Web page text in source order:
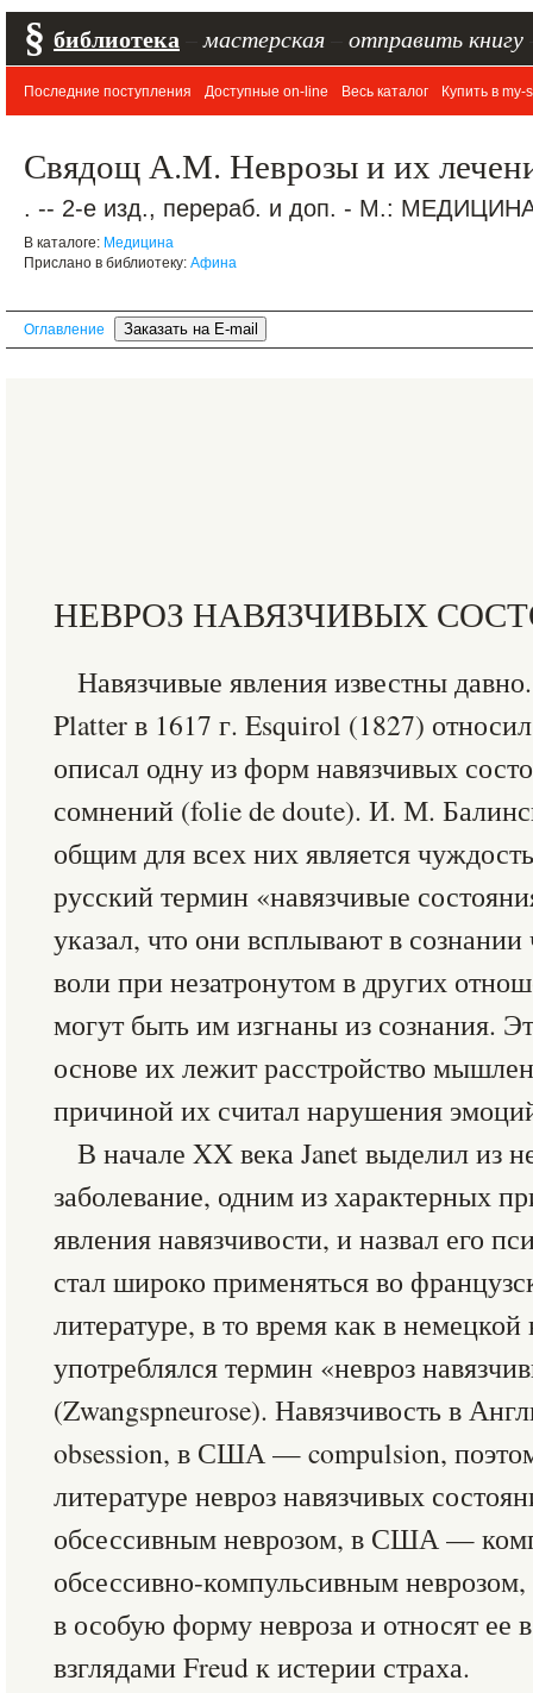
§ библиотека мастерская отправить книгу
Последние поступления Доступные on-line Весь каталог Купить в my-
Свядощ А.М. Неврозы и их
. -- 2-е изд., перераб. и доп. - М.:
В каталоге: Медицина
Прислано в библиотеку: Афина
Оглавление
НЕВРОЗ НАВЯЗЧИВЫХ
Навязчивые явления известны
Platter в 1617 г. Esquirol (1827)
описал одну из форм навязчивых
сомнений (folie de doute). И. М.
общим для всех них является
русский термин «навязчивые
указал, что они всплывают в
воли при незатронутом в других
могут быть им изгнаны из сознания.
основе их лежит расстройство
причиной их считал нарушения
В начале XX века Janet выделил из
заболевание, одним из характерных
явления навязчивости, и назвал его
стал широко применяться во
литературе, в то время как в
употреблялся термин «невроз
(Zwangspneurose). Навязчивость в
obsession, в США — compulsion,
литературе невроз навязчивых
обсессивным неврозом, в США —
обсессивно-компульсивным
в особую форму невроза и относят ее
взглядами Freud к истерии страха.